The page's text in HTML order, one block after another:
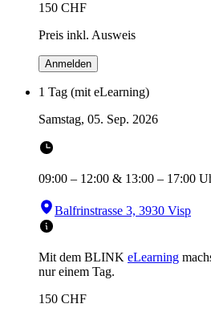
150 CHF
Preis inkl. Ausweis
Anmelden
1 Tag (mit eLearning)
Samstag, 05. Sep. 2026
09:00 – 12:00 & 13:00 – 17:00
Balfrinstrasse 3, 3930 Visp
Mit dem BLINK eLearning
nur einem Tag.
150 CHF